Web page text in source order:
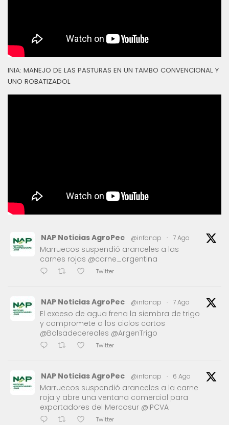
INIA: MANEJO DE LAS PASTURAS EN UN TAMBO CONVENCIONAL Y
UNO ROBATIZADOL
NAP Noticias AgroPec @infonap · 7 Ago
Marruecos suspendió aranceles a las
carnes rojas @carne_argentina
Twitter
NAP Noticias AgroPec @infonap · 7 Ago
El exceso de agua frena la siembra de trigo
y compromete a los ciclos cortos
@Bolsadecereales @ArgenTrigo
Twitter
NAP Noticias AgroPec @infonap · 6 Ago
Marruecos suspendió aranceles a la carne
roja y abre una ventana comercial para
exportadores del Mercosur @IPCVA
Twitter